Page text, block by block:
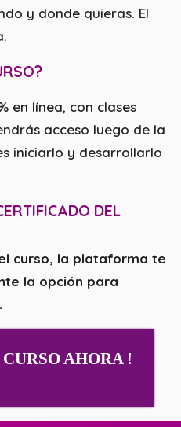
y donde quieras. El
en línea, con clases
acceso luego de la
iniciarlo y desarrollarlo
DEL
curso, la plataforma te
la opción para
AHORA !